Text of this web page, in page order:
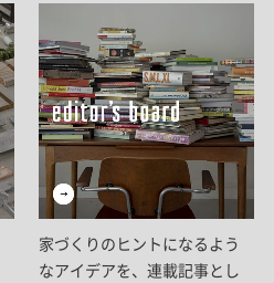
家づくりのヒントになるよう
なアイデアを、連載記事とし